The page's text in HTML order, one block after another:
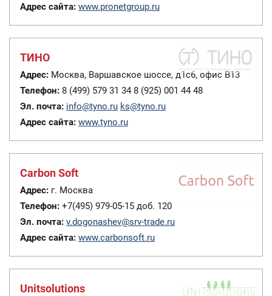
Адрес сайта: www.pronetgroup.ru
ТИНО
Адрес: Москва, Варшавское шоссе, д1с6, офис В13
Телефон: 8 (499) 579 31 34 8 (925) 001 44 48
Эл. почта: info@tyno.ru ks@tyno.ru
Адрес сайта: www.tyno.ru
Carbon Soft
Адрес: г. Москва
Телефон: +7(495) 979-05-15 доб. 120
Эл. почта: v.dogonashev@srv-trade.ru
Адрес сайта: www.carbonsoft.ru
Unitsolutions